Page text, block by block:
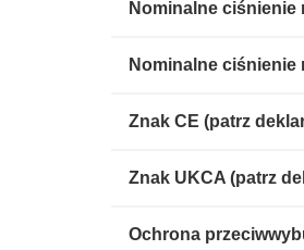
Nominalne ciśnienie
Nominalne ciśnienie
Znak CE (patrz
Znak UKCA (patrz
Ochrona